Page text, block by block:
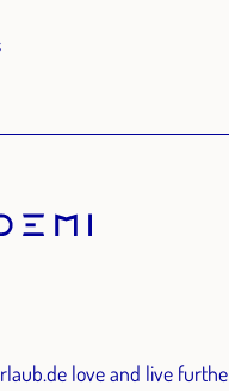
love and live